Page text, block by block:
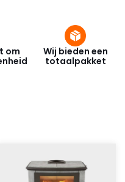
tussen
eetkamer of tussen
haard combineert
prestaties en vormt
75 Tunnel is
wordt
waardoor
ruimte heen zichtbaar
aan beide kanten
om
Wij bieden een
totaalpakket